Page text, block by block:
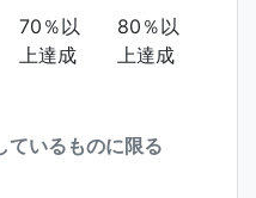
70％以
上達成
80％以
上達成
ているものに限る